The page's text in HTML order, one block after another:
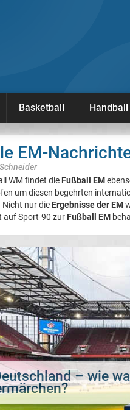
Basketball Handball
EM-
WM findet die Fußball EM
um diesen begehrten
Nicht nur die Ergebnisse der EM
auf Sport-90 zur Fußball EM
Aus: Wird Urs